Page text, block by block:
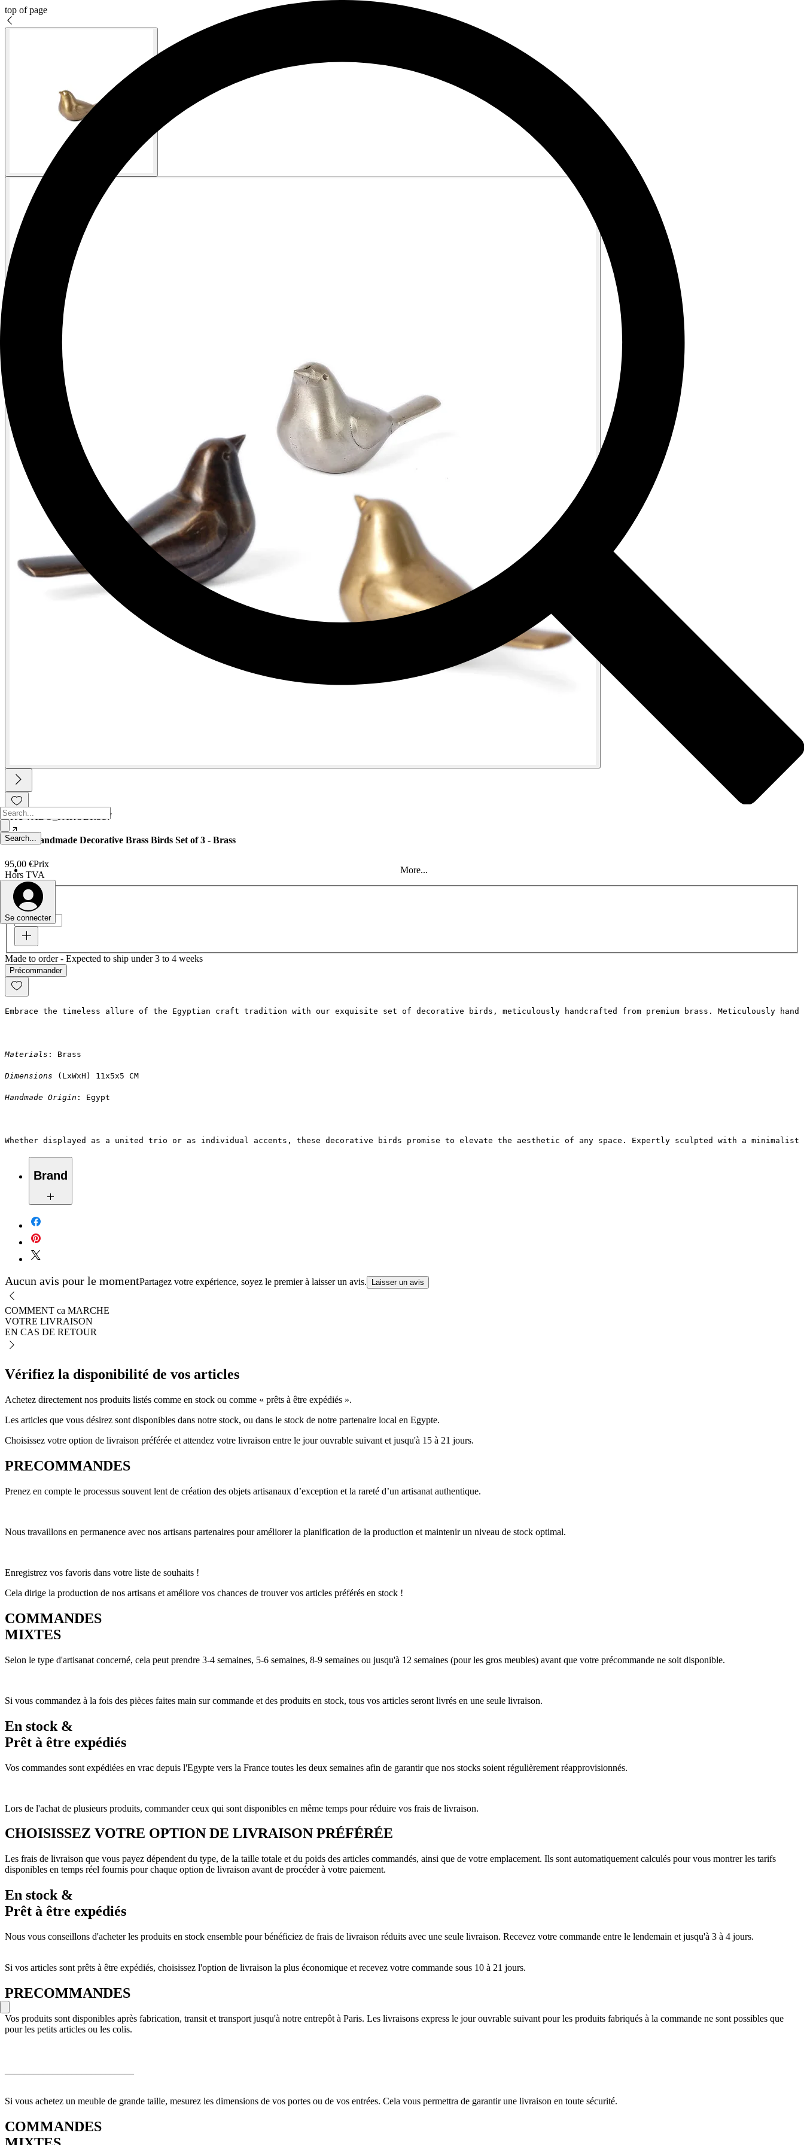
top of page
More...
Se connecter
SKU : ADO_PAROBRSS7
Paro - Handmade Decorative Brass Birds Set of 3 - Brass
95,00 €Prix
Hors TVA
Quantité
Made to order - Expected to ship under 3 to 4 weeks
Précommander
Embrace the timeless allure of the Egyptian craft tradition with our exquisite set of decorative birds, meticulously handcrafted from premium brass.
Materials : Brass
Dimensions (LxWxH) 11x5x5 CM
Handmade Origin : Egypt
Whether displayed as a united trio or as individual accents, these decorative birds promise to elevate the aesthetic of any space. Expertly sculpted with a
Brand
Caravanseraï
Aucun avis pour le momentPartagez votre expérience, soyez le premier à laisser un avis. Laisser un avis
COMMENT ca MARCHE
VOTRE LIVRAISON
EN CAS DE RETOUR
Vérifiez la disponibilité de vos articles
Achetez directement nos produits listés comme en stock ou comme « prêts à être expédiés ».
Les articles que vous désirez sont disponibles dans notre stock, ou dans le stock de notre partenaire local en Egypte.
Choisissez votre option de livraison préférée et attendez votre livraison entre le jour ouvrable suivant et jusqu'à 15 à 21 jours.
PRECOMMANDES
Prenez en compte le processus souvent lent de création des objets artisanaux d’exception et la rareté d’un artisanat authentique.
Nous travaillons en permanence avec nos artisans partenaires pour améliorer la planification de la production et maintenir un niveau de stock optimal.
Enregistrez vos favoris dans votre liste de souhaits !
Cela dirige la production de nos artisans et améliore vos chances de trouver vos articles préférés en stock !
COMMANDES
MIXTES
Selon le type d'artisanat concerné, cela peut prendre 3-4 semaines, 5-6 semaines, 8-9 semaines ou jusqu'à 12 semaines (pour les gros meubles) avant que votre précommande ne soit disponible.
Si vous commandez à la fois des pièces faites main sur commande et des produits en stock, tous vos articles seront livrés en une seule livraison.
En stock &
Prêt à être expédiés
Vos commandes sont expédiées en vrac depuis l'Egypte vers la France toutes les deux semaines afin de garantir que nos stocks soient régulièrement réapprovisionnés.
Lors de l'achat de plusieurs produits, commander ceux qui sont disponibles en même temps pour réduire vos frais de livraison.
CHOISISSEZ VOTRE OPTION DE LIVRAISON PRÉFÉRÉE
Les frais de livraison que vous payez dépendent du type, de la taille totale et du poids des articles commandés, ainsi que de votre emplacement. Ils sont automatiquement calculés pour vous montrer les tarifs
disponibles en temps réel fournis pour chaque option de livraison avant de procéder à votre paiement.
En stock &
Prêt à être expédiés
Nous vous conseillons d'acheter les produits en stock ensemble pour bénéficiez de frais de livraison réduits avec une seule livraison. Recevez votre commande entre le lendemain et jusqu'à 3 à 4 jours.
Si vos articles sont prêts à être expédiés, choisissez l'option de livraison la plus économique et recevez votre commande sous 10 à 21 jours.
PRECOMMANDES
Vos produits sont disponibles après fabrication, transit et transport jusqu'à notre entrepôt à Paris. Les livraisons express le jour ouvrable suivant pour les produits fabriqués à la commande ne sont possibles que
pour les petits articles ou les colis.
Si vous achetez un meuble de grande taille, mesurez les dimensions de vos portes ou de vos entrées. Cela vous permettra de garantir une livraison en toute sécurité.
COMMANDES